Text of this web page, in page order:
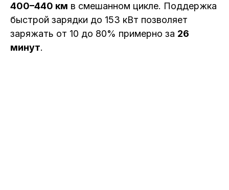
400–440 км в смешанном цикле. Поддержка
быстрой зарядки до 153 кВт позволяет
заряжать от 10 до 80% примерно за 26
минут.